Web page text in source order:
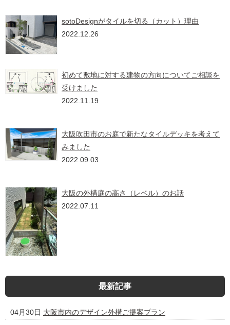
sotoDesignがタイルを切る（カット）理由
2022.12.26
初めて敷地に対する建物の方向についてご相談を
受けました
2022.11.19
大阪吹田市のお庭で新たなタイルデッキを考えて
みました
2022.09.03
大阪の外構庭の高さ（レベル）のお話
2022.07.11
最新記事
04月30日 大阪市内のデザイン外構ご提案プラン